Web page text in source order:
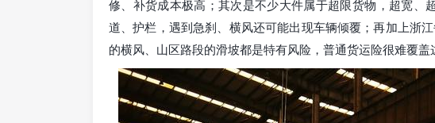
修、补货成本极高；其次是不少大件属于超限货物，超宽、
道、护栏，遇到急刹、横风还可能出现车辆倾覆；再加上浙
的横风、山区路段的滑坡都是特有风险，普通货运险很难覆盖